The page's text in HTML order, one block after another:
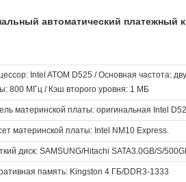
автоматический платежный
Intel ATOM D525 / Основная частота:
800 МГц / Кэш второго уровня: 1 МБ
материнской платы: оригинальная Intel
материнской платы: Intel NM10 Express.
диск: SAMSUNG/Hitachi SATA3.0GB/S/
память: Kingston 4 ГБ/DDR3-1333